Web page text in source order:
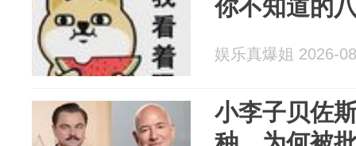
你不知道的
娱乐真爆姐 2026-
小李子贝佐